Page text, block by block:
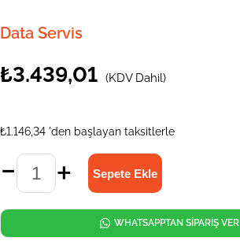
Data Servis
₺3.439,01 (KDV Dahil)
₺1.146,34 'den başlayan taksitlerle
WHATSAPPTAN SİPARİŞ VER